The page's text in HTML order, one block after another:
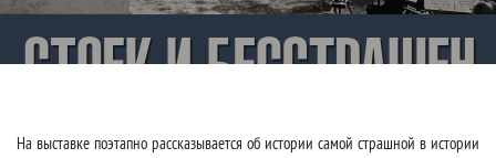
На выставке поэтапно рассказывается об истории самой страшной в истории